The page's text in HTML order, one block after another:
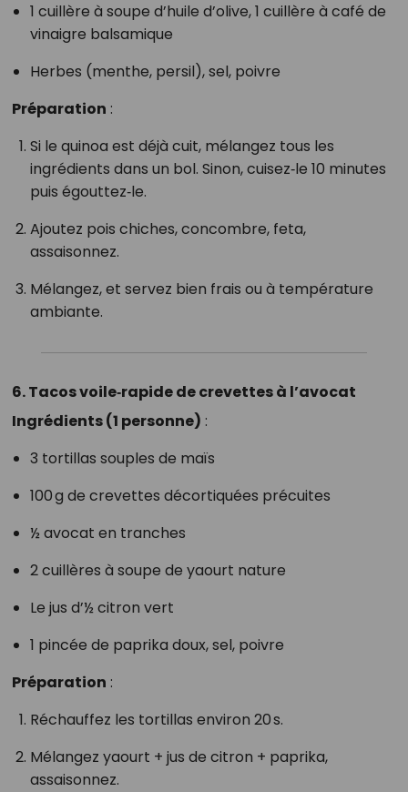
1 cuillère à soupe d’huile d’olive, 1 cuillère à café de
vinaigre balsamique
Herbes (menthe, persil), sel, poivre
Préparation :
Si le quinoa est déjà cuit, mélangez tous les
ingrédients dans un bol. Sinon, cuisez‑le 10 minutes
puis égouttez‑le.
Ajoutez pois chiches, concombre, feta,
assaisonnez.
Mélangez, et servez bien frais ou à température
ambiante.
6. Tacos voile‑rapide de crevettes à l’avocat
Ingrédients (1 personne) :
3 tortillas souples de maïs
100 g de crevettes décortiquées précuites
½ avocat en tranches
2 cuillères à soupe de yaourt nature
Le jus d’½ citron vert
1 pincée de paprika doux, sel, poivre
Préparation :
Réchauffez les tortillas environ 20 s.
Mélangez yaourt + jus de citron + paprika,
assaisonnez.